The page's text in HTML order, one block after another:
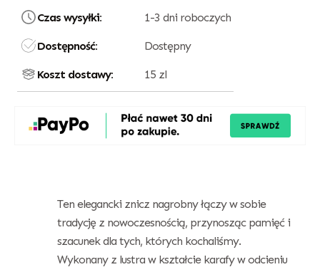
Czas wysyłki: 1-3 dni roboczych
Dostępność: Dostępny
Koszt dostawy: 15 zl
Ten elegancki znicz nagrobny łączy w sobie
tradycję z nowoczesnością, przynosząc pamięć i
szacunek dla tych, których kochaliśmy.
Wykonany z lustra w kształcie karafy w odcieniu